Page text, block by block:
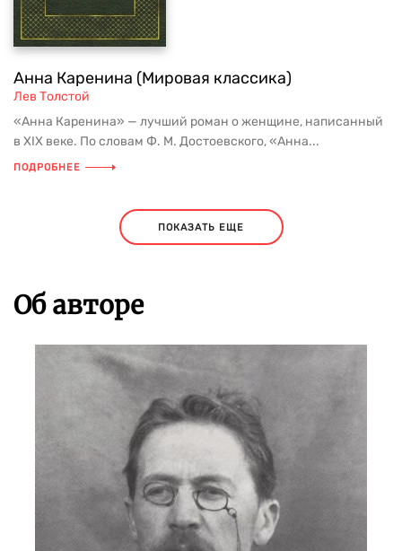
Анна Каренина (Мировая классика)
Лев Толстой
«Анна Каренина» — лучший роман о женщине, написанный
в XIX веке. По словам Ф. М. Достоевского, «Анна...
ПОДРОБНЕЕ
ПОКАЗАТЬ ЕЩЕ
Об авторе